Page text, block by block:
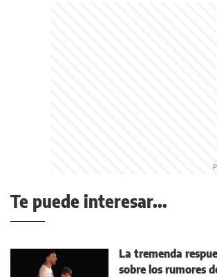
Te puede interesar...
La tremenda
sobre los rumores